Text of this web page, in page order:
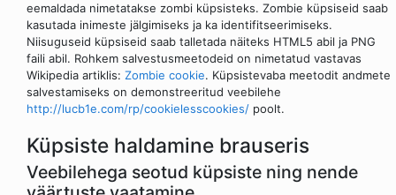
eemaldada nimetatakse zombi küpsisteks. Zombie küpsiseid saab
kasutada inimeste jälgimiseks ja ka identifitseerimiseks.
Niisuguseid küpsiseid saab talletada näiteks HTML5 abil ja PNG
faili abil. Rohkem salvestusmeetodeid on nimetatud vastavas
Wikipedia artiklis: Zombie cookie. Küpsistevaba meetodit andmete
salvestamiseks on demonstreeritud veebilehe
http://lucb1e.com/rp/cookielesscookies/ poolt.
Küpsiste haldamine brauseris
Veebilehega seotud küpsiste ning nende